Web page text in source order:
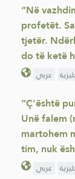
“Në
profetët.
tjetër.
do të ketë
عربي
“Ç'është
Unë falem
martohem
tim, nuk
عربي